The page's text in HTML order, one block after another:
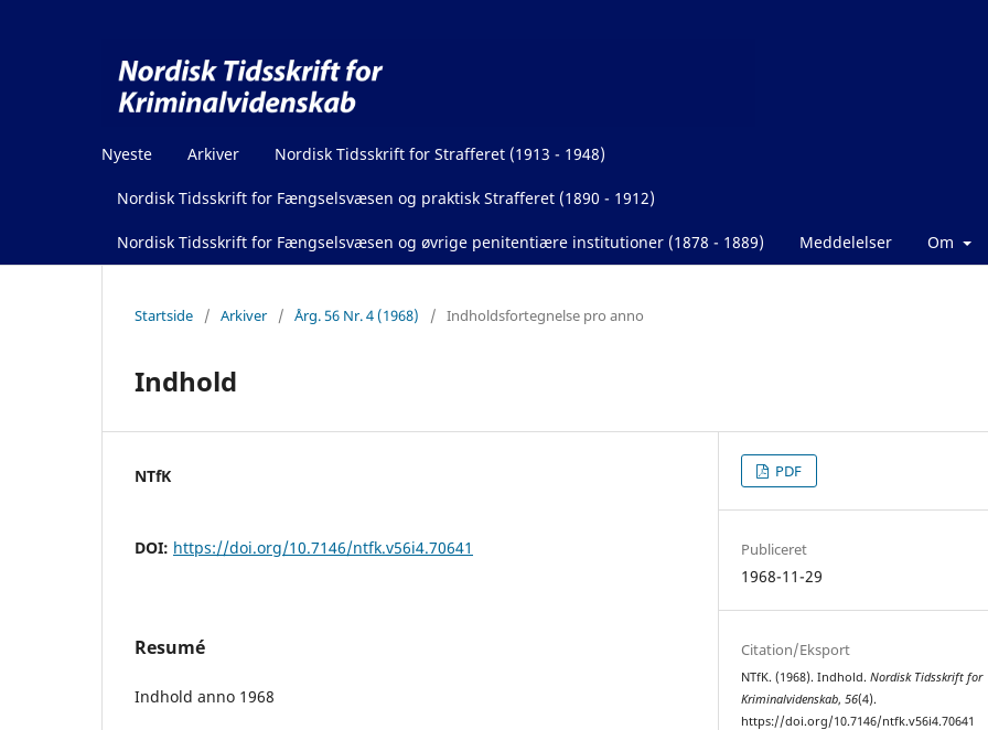
Nyeste Arkiver Nordisk Tidsskrift for Strafferet (1913 - 1948)
Nordisk Tidsskrift for Fængselsvæsen og praktisk Strafferet (1890 - 1912)
Nordisk Tidsskrift for Fængselsvæsen og øvrige penitentiære institutioner (1878 - 1889) Meddelelser Om
Startside / Arkiver / Årg. 56 Nr. 4 (1968) / Indholdsfortegnelse pro anno
Indhold
NTfK
DOI: https://doi.org/10.7146/ntfk.v56i4.70641
Resumé
Indhold anno 1968
PDF
Publiceret
1968-11-29
Citation/Eksport
NTfK. (1968). Indhold.Nordisk Tidsskrift for
Kriminalvidenskab,56(4).
https://doi.org/10.7146/ntfk.v56i4.70641